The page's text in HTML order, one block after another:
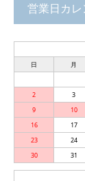
営業日カレ
日
月
2
3
9
10
16
17
23
24
30
31